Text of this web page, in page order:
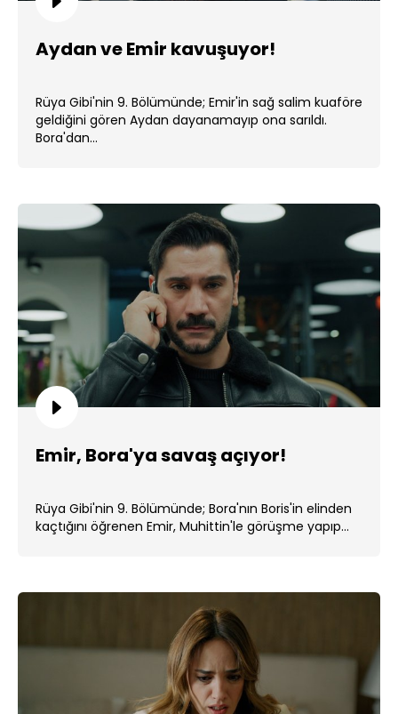
Aydan ve Emir kavuşuyor!
Rüya Gibi'nin 9. Bölümünde; Emir'in sağ salim kuaföre
geldiğini gören Aydan dayanamayıp ona sarıldı.
Bora'dan...
Emir, Bora'ya savaş açıyor!
Rüya Gibi'nin 9. Bölümünde; Bora'nın Boris'in elinden
kaçtığını öğrenen Emir, Muhittin'le görüşme yapıp...